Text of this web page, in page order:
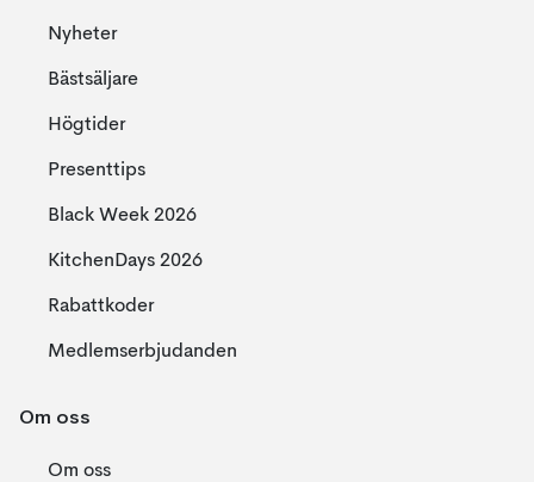
Nyheter
Bästsäljare
Högtider
Presenttips
Black Week 2026
KitchenDays 2026
Rabattkoder
Medlemserbjudanden
Om oss
Om oss